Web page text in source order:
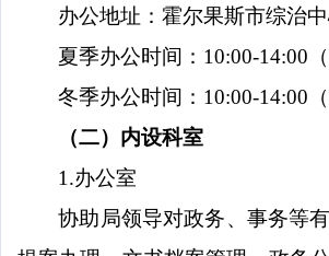
办公地址：霍尔果斯市综治
夏季办公时间： 10:00-14:00
冬季办公时间： 10:00-14:00
（二）内设科室
1.办公室
协助局领导对政务、事务等